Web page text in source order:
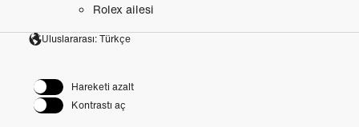
Rolex ailesi
Uluslararası: Türkçe
Hareketi azalt
Kontrastı aç